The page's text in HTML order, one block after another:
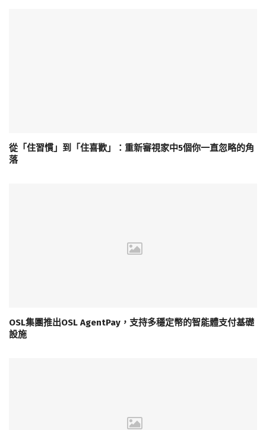
從「住習慣」到「住喜歡」：重新審視家中5個你一直忽略的角
落
OSL集團推出OSL AgentPay，支持多穩定幣的智能體支付基礎
設施